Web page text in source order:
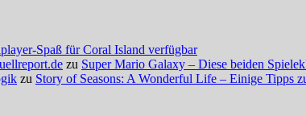
Spaß für Coral Island verfügbar
zu Super Mario Galaxy – Diese beiden
zu Story of Seasons: A Wonderful Life – Einige Tipps